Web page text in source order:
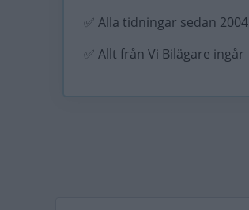
✅ Alla tidningar sedan 2004
✅ Allt från Vi Bilägare ingår